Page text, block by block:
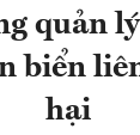
quản
biển
hại